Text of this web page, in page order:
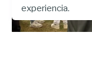
experiencia.